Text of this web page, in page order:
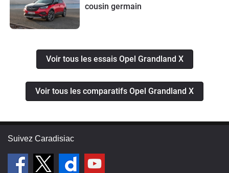
cousin germain
Voir tous les essais Opel Grandland X
Voir tous les comparatifs Opel Grandland X
Suivez Caradisiac